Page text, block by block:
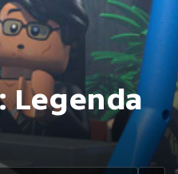
Legenda